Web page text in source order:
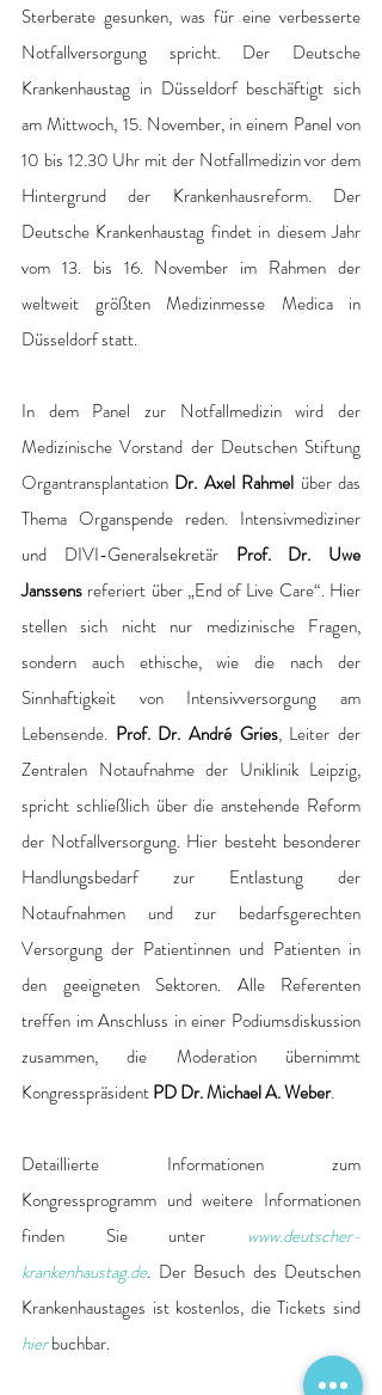
Sterberate gesunken, was für eine verbesserte
Notfallversorgung spricht. Der Deutsche
Krankenhaustag in Düsseldorf beschäftigt sich
am Mittwoch, 15. November, in einem Panel von
10 bis 12.30 Uhr mit der Notfallmedizin vor dem
Hintergrund der Krankenhausreform. Der
Deutsche Krankenhaustag findet in diesem Jahr
vom 13. bis 16. November im Rahmen der
weltweit größten Medizinmesse Medica in
Düsseldorf statt.
In dem Panel zur Notfallmedizin wird der
Medizinische Vorstand der Deutschen Stiftung
Organtransplantation Dr. Axel Rahmel über das
Thema Organspende reden. Intensivmediziner
und DIVI-Generalsekretär Prof. Dr. Uwe
Janssens referiert über „End of Live Care“. Hier
stellen sich nicht nur medizinische Fragen,
sondern auch ethische, wie die nach der
Sinnhaftigkeit von Intensivversorgung am
Lebensende. Prof. Dr. André Gries, Leiter der
Zentralen Notaufnahme der Uniklinik Leipzig,
spricht schließlich über die anstehende Reform
der Notfallversorgung. Hier besteht besonderer
Handlungsbedarf zur Entlastung der
Notaufnahmen und zur bedarfsgerechten
Versorgung der Patientinnen und Patienten in
den geeigneten Sektoren. Alle Referenten
treffen im Anschluss in einer Podiumsdiskussion
zusammen, die Moderation übernimmt
Kongresspräsident PD Dr. Michael A. Weber.
Detaillierte Informationen zum
Kongressprogramm und weitere Informationen
finden Sie unter www.deutscher-
krankenhaustag.de. Der Besuch des Deutschen
hier buchbar.